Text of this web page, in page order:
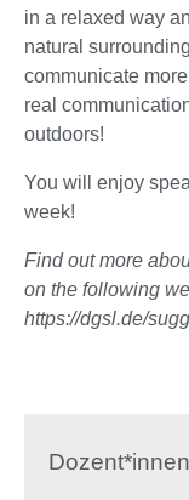
in a relaxed way
natural
communicate
real
outdoors!
You will enjoy
week!
Find out more
on the following
https://dgsl.de/
Dozent*innen